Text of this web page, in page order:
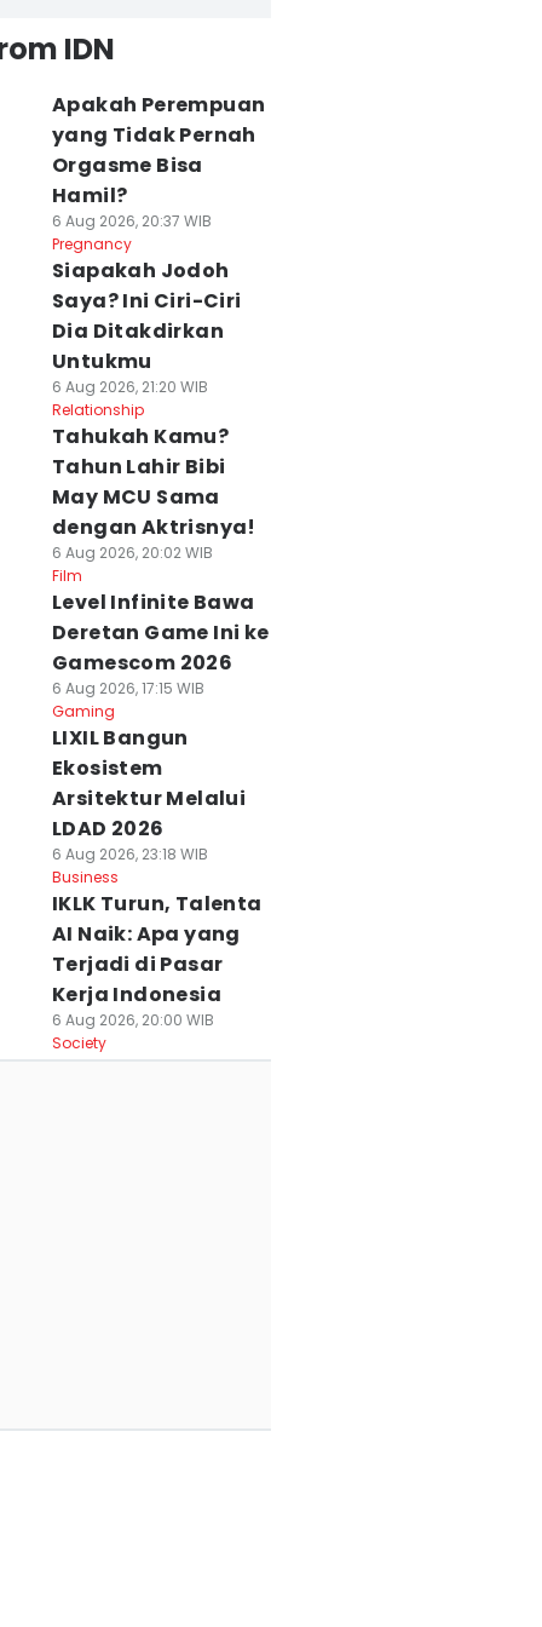
IDN
Apakah Perempuan
yang Tidak Pernah
Orgasme Bisa
Hamil?
6 Aug 2026, 20:37 WIB
Pregnancy
Siapakah Jodoh
Saya? Ini Ciri-Ciri
Dia Ditakdirkan
Untukmu
6 Aug 2026, 21:20 WIB
Relationship
Tahukah Kamu?
Tahun Lahir Bibi
May MCU Sama
dengan Aktrisnya!
6 Aug 2026, 20:02 WIB
Film
Level Infinite Bawa
Deretan Game Ini ke
Gamescom 2026
6 Aug 2026, 17:15 WIB
Gaming
LIXIL Bangun
Ekosistem
Arsitektur Melalui
LDAD 2026
6 Aug 2026, 23:18 WIB
Business
IKLK Turun, Talenta
AI Naik: Apa yang
Terjadi di Pasar
Kerja Indonesia
6 Aug 2026, 20:00 WIB
Society